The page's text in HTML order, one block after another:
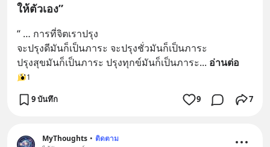
ให้ตัวเอง”
“ … การที่จิตเราปรุง
จะปรุงดีมันก็เป็นภาระ จะปรุงชั่วมันก็เป็นภาระ
ปรุงสุขมันก็เป็นภาระ ปรุงทุกข์มันก็เป็นภาระ... อ่านต่อ
1
9 บันทึก 9 7
MyThoughts • ติดตาม